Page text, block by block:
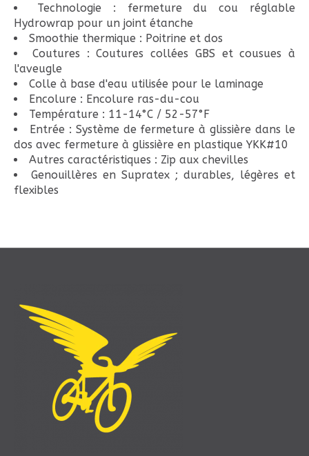
Technologie : fermeture du cou réglable
Hydrowrap pour un joint étanche
Smoothie thermique : Poitrine et dos
Coutures : Coutures collées GBS et cousues à
l'aveugle
Colle à base d'eau utilisée pour le laminage
Encolure : Encolure ras-du-cou
Température : 11-14°C / 52-57°F
Entrée : Système de fermeture à glissière dans le
dos avec fermeture à glissière en plastique YKK#10
Autres caractéristiques : Zip aux chevilles
Genouillères en Supratex ; durables, légères et
flexibles